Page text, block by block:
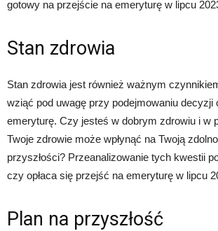
gotowy na przejście na emeryturę w lipcu
Stan zdrowia
Stan zdrowia jest również ważnym
wziąć pod uwagę przy podejmowaniu decyzji
emeryturę. Czy jesteś w dobrym zdrowiu i w
Twoje zdrowie może wpłynąć na Twoją
przyszłości? Przeanalizowanie tych kwestii
czy opłaca się przejść na emeryturę w lipcu
Plan na przyszłość